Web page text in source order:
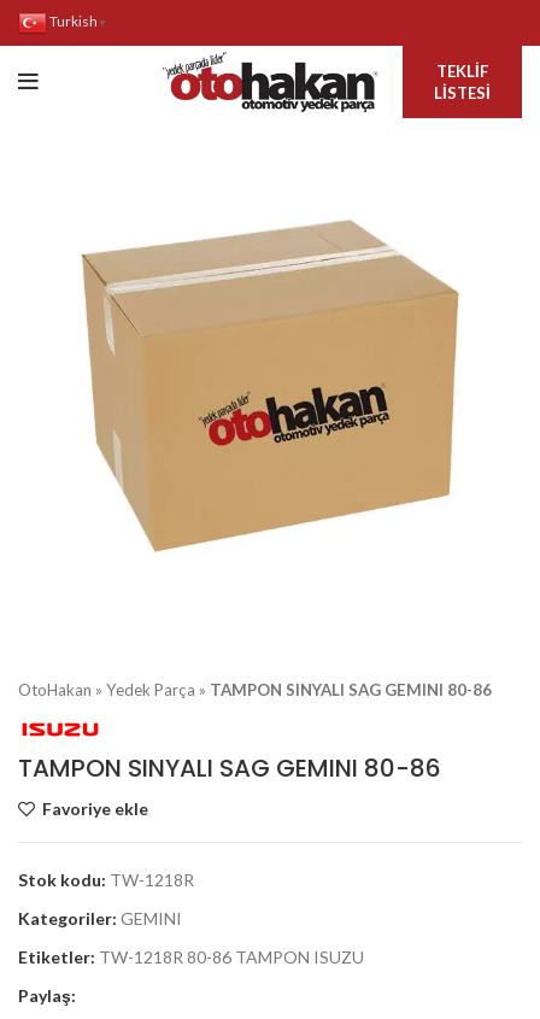
Turkish ▼
TEKLIF
LISTESI
OtoHakan » Yedek Parça » TAMPON SINYALI SAG GEMINI 80-86
TAMPON SINYALI SAG GEMINI 80-86
Favoriye ekle
Stok kodu: TW-1218R
Kategoriler: GEMINI
Etiketler: TW-1218R 80-86 TAMPON ISUZU
Paylaş: